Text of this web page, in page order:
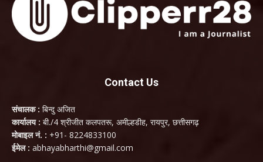
Contact Us
संचालक : बिन्दु अजित
कार्यालय : बी./4 श्रीजीत कलपतरू, अमील्हडीह, रायपुर, छत्तीसगढ़
मोबाइल नं. : +91- 8224833100
ईमेल : abhayabharthi@gmail.com